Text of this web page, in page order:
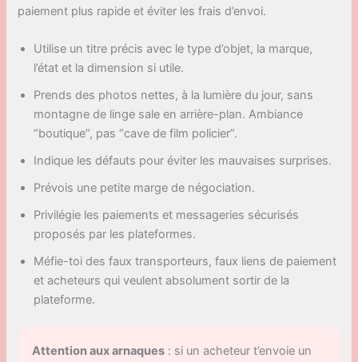
paiement plus rapide et éviter les frais d’envoi.
Utilise un titre précis avec le type d’objet, la marque,
l’état et la dimension si utile.
Prends des photos nettes, à la lumière du jour, sans
montagne de linge sale en arrière-plan. Ambiance
“boutique”, pas “cave de film policier”.
Indique les défauts pour éviter les mauvaises surprises.
Prévois une petite marge de négociation.
Privilégie les paiements et messageries sécurisés
proposés par les plateformes.
Méfie-toi des faux transporteurs, faux liens de paiement
et acheteurs qui veulent absolument sortir de la
plateforme.
Attention aux arnaques : si un acheteur t’envoie un